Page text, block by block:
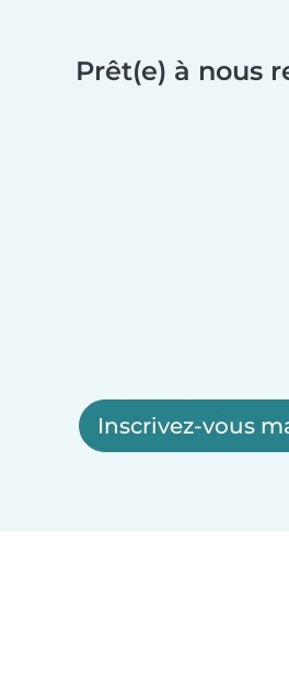
Prêt(e) à nous
Inscrivez-vous